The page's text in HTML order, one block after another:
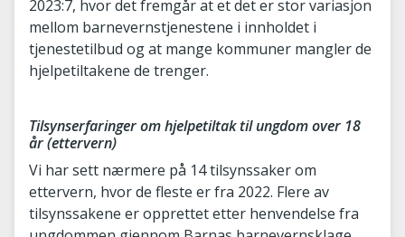
2023:7, hvor det fremgår at et det er stor variasjon
mellom barnevernstjenestene i innholdet i
tjenestetilbud og at mange kommuner mangler de
hjelpetiltakene de trenger.
Tilsynserfaringer om hjelpetiltak til ungdom over 18
år (ettervern)
Vi har sett nærmere på 14 tilsynssaker om
ettervern, hvor de fleste er fra 2022. Flere av
tilsynssakene er opprettet etter henvendelse fra